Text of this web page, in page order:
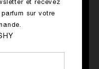
• 2 cl
BLEU • 2 cl
et recevez
sur votre